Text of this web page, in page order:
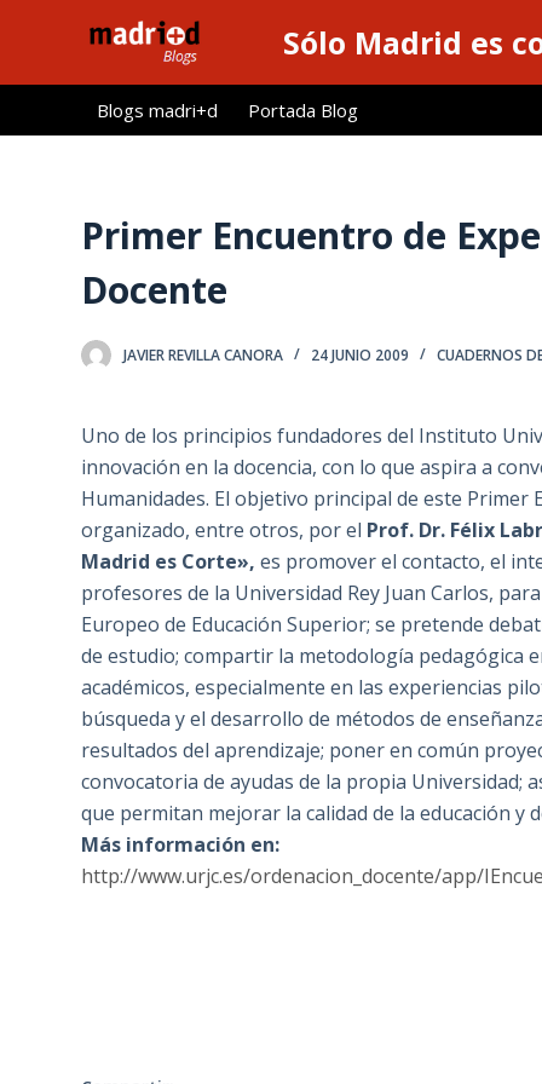
l
Sólo Madrid es
Blogs madri+d Portada Blog
Primer Encuentro de
Docente
JAVIER REVILLA CANORA 24 JUNIO 2009 CUADERNOS
Uno de los principios fundadores del Instituto
innovación en la docencia, con lo que aspira a
Humanidades. El objetivo principal de este
organizado, entre otros, por el Prof. Dr. Félix
Madrid es Corte», es promover el contacto, el
profesores de la Universidad Rey Juan Carlos,
Europeo de Educación Superior; se pretende
de estudio; compartir la metodología pedagógica
académicos, especialmente en las experiencias
búsqueda y el desarrollo de métodos de
resultados del aprendizaje; poner en común
convocatoria de ayudas de la propia Universidad;
que permitan mejorar la calidad de la educación y
Más información en:
http://www.urjc.es/ordenacion_docente/app/